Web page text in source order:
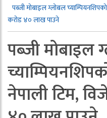
पब्जी मोबाइल ग्लोबल
करोड ४० लाख पाउने
पब्जी मोबाइल
नेपाली टिम,